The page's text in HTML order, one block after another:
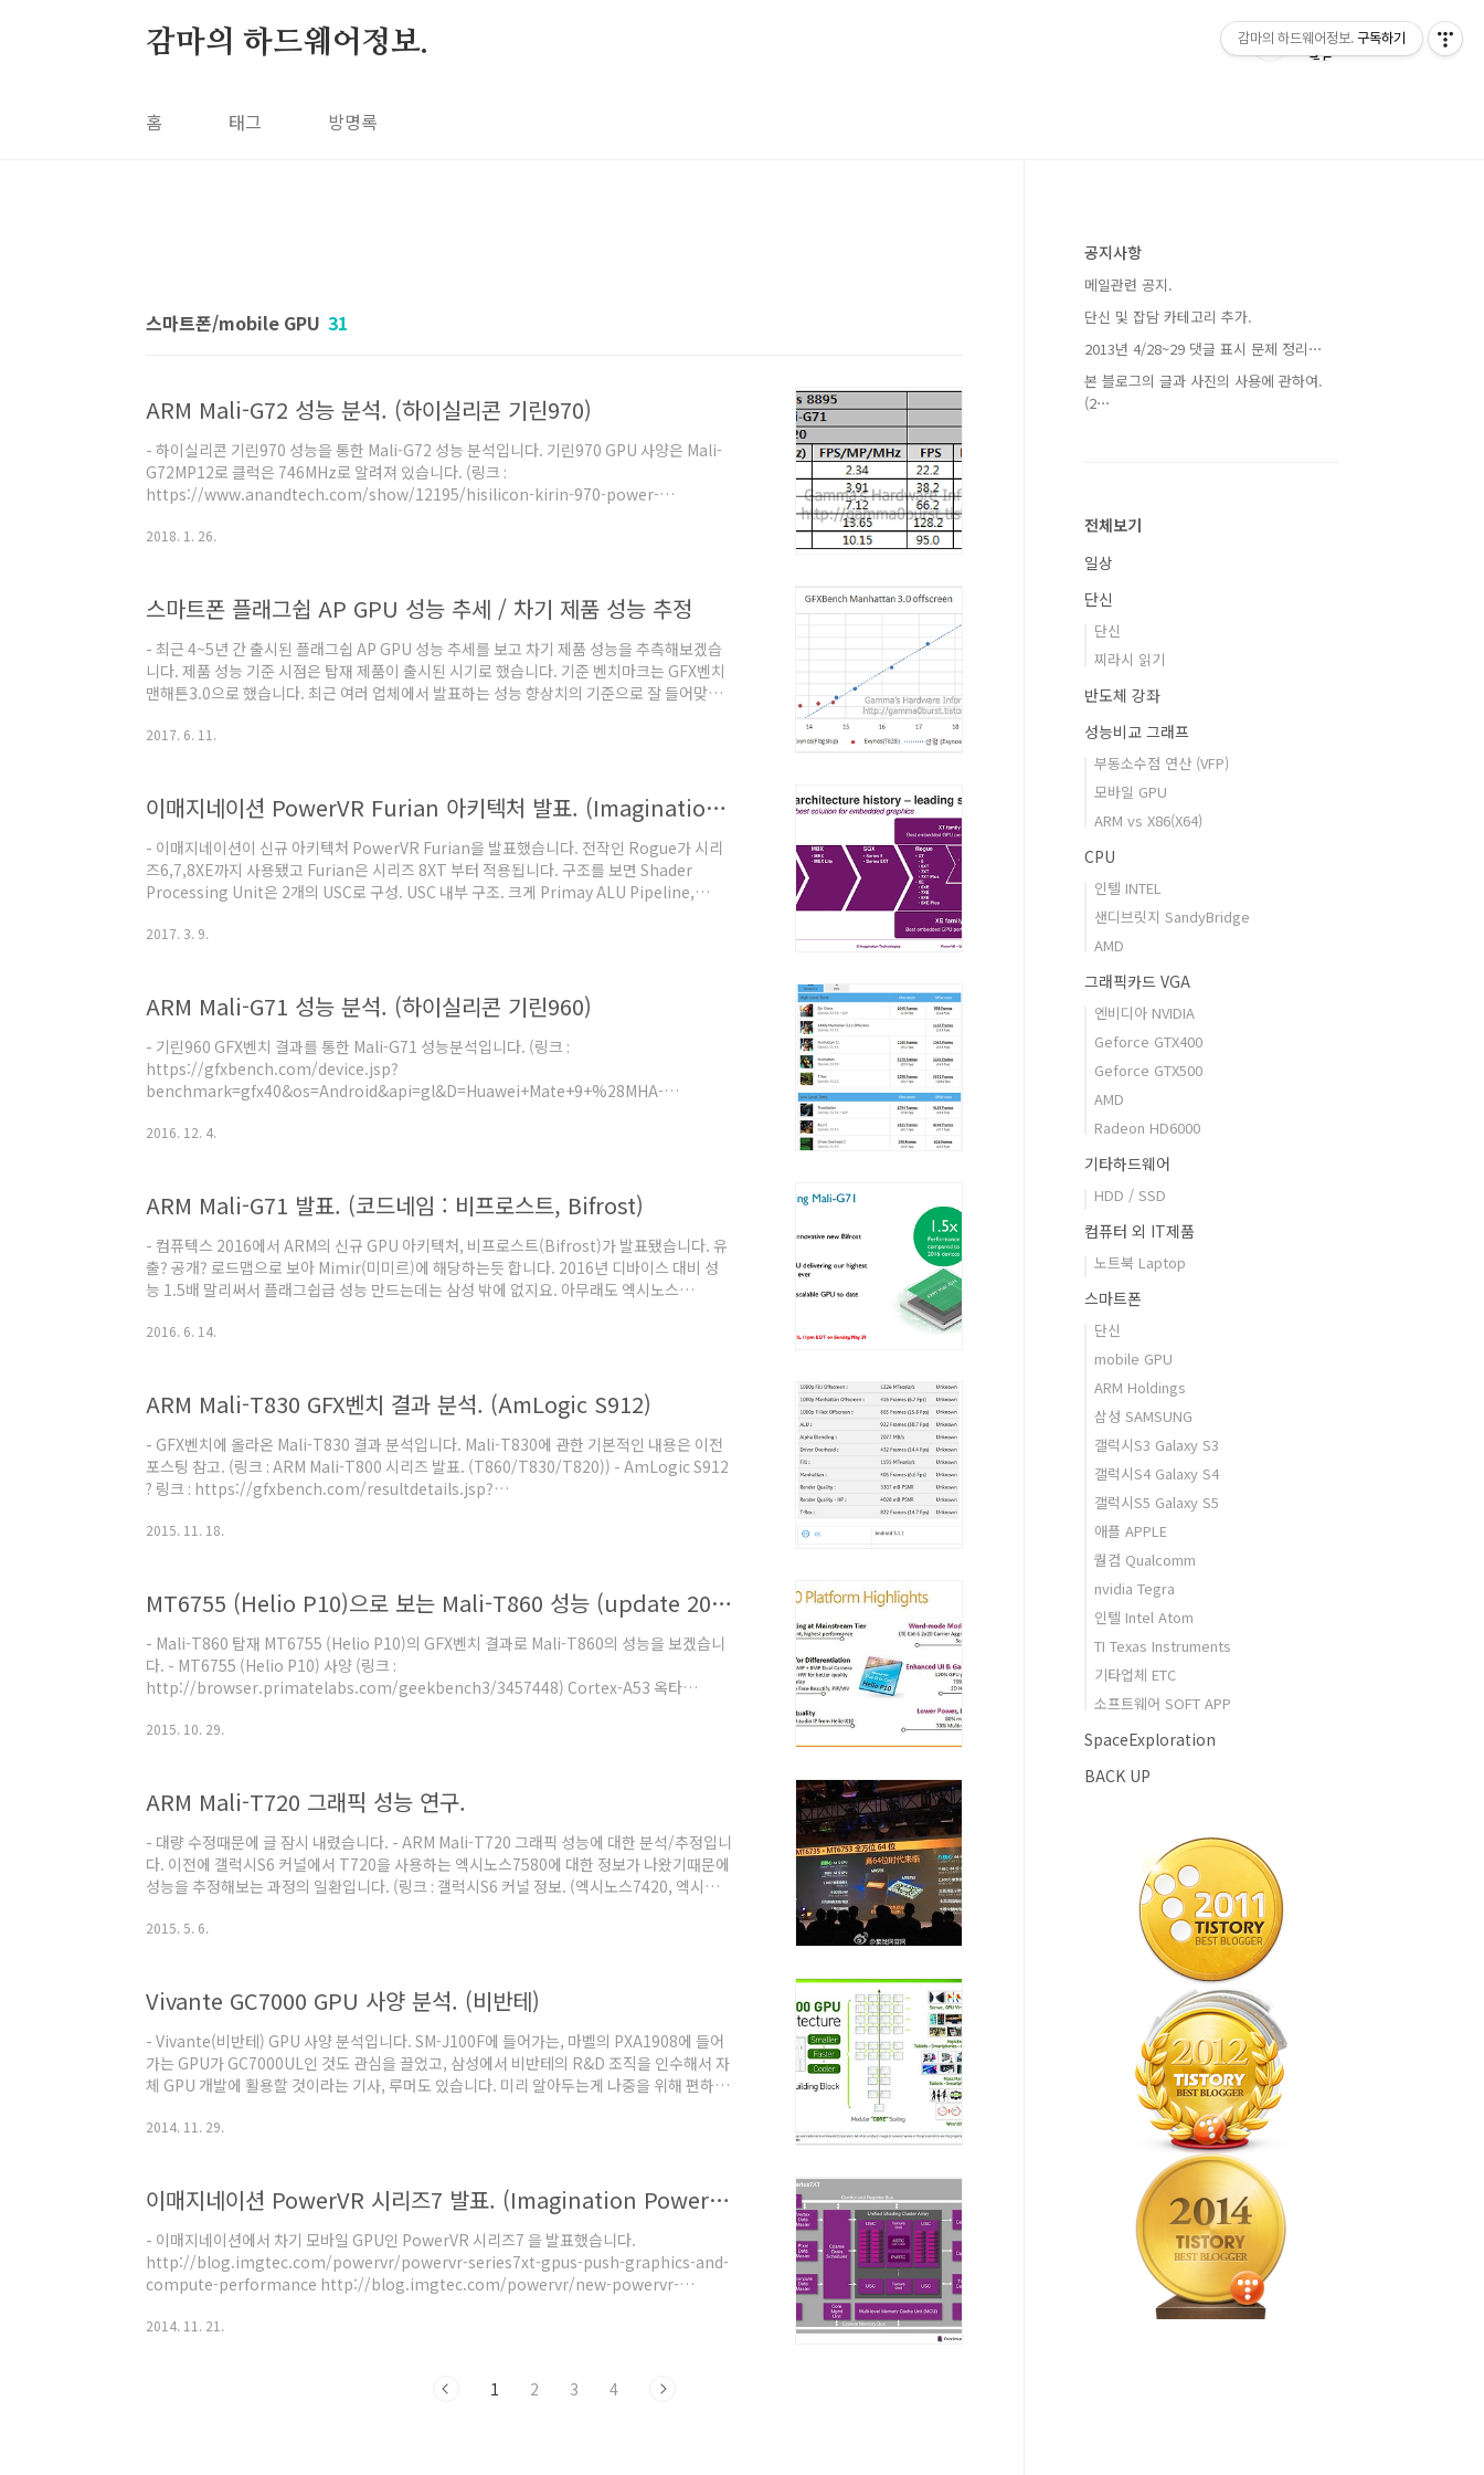
감마의 하드웨어정보.
홈 태그 방명록
스마트폰/mobile GPU 31
ARM Mali-G72 성능 분석. (하이실리콘 기린970)
- 하이실리콘 기린970 성능을 통한 Mali-G72 성능 분석입니다. 기린970 GPU 사양은 Mali-
G72MP12로 클럭은 746MHz로 알려져 있습니다. (링크 :
https://www.anandtech.com/show/12195/hisilicon-kirin-970-power-
https://gfxbench.com/device.jsp?
노스 드라이버 r0p3, 기린970 드라이버 r8p0 ..
2018. 1. 26.
스마트폰 플래그쉽 AP GPU 성능 추세 / 차기 제품 성능 추정
- 최근 4~5년 간 출시된 플래그쉽 AP GPU 성능 추세를 보고 차기 제품 성능을 추측해보겠습
니다. 제품 성능 기준 시점은 탑재 제품이 출시된 시기로 했습니다. 기준 벤치마크는 GFX벤치
맨해튼3.0으로 했습니다. 최근 여러 업체에서 발표하는 성능 향상치의 기준으로 잘 들어맞는
T628이었던 엑시노스5430 까지는 성능 향상이 지지부진했으나 T760이 들어가면서 현재의
월쯤 출시된다면 82.3 fps 정도로 예측됩니다...
2017. 6. 11.
이매지네이션 PowerVR Furian 아키텍처 발표. (Imagination PowerVR Furian)
- 이매지네이션이 신규 아키텍처 PowerVR Furian을 발표했습니다. 전작인 Rogue가 시리
즈6,7,8XE까지 사용됐고 Furian은 시리즈 8XT 부터 적용됩니다. 구조를 보면 Shader
Processing Unit은 2개의 USC로 구성. USC 내부 구조. 크게 Primay ALU Pipeline,
ALU, Special function 유닛 에 해당하는 부분으로 추측됩니다. Primay ALU Pipeline 구
2017. 3. 9.
ARM Mali-G71 성능 분석. (하이실리콘 기린960)
- 기린960 GFX벤치 결과를 통한 Mali-G71 성능분석입니다. (링크 :
https://gfxbench.com/device.jsp?
benchmark=gfx40&os=Android&api=gl&D=Huawei+Mate+9+%28MHA-
2.51배, 맨해튼3.1 3.1배, 맨해튼 2.97배, 티렉스 2.45배입니다. 화웨이가 발표한 2.5배와 잘
려진 900MHz를 그대로 썼냐하면 1도 조건에서 테스트..
2016. 12. 4.
ARM Mali-G71 발표. (코드네임 : 비프로스트, Bifrost)
- 컴퓨텍스 2016에서 ARM의 신규 GPU 아키텍처, 비프로스트(Bifrost)가 발표됐습니다. 유
출? 공개? 로드맵으로 보아 Mimir(미미르)에 해당하는듯 합니다. 2016년 디바이스 대비 성
능 1.5배 말리써서 플래그쉽급 성능 만드는데는 삼성 밖에 없지요. 아무래도 엑시노스
함께 네이밍의 통일성을 위해서 인 것 같기도 하네요. (GPU니까 G?) 아래에서 언급되는 Full
르드(Asgard)가 아닌가 하는 추측도 ..
2016. 6. 14.
ARM Mali-T830 GFX벤치 결과 분석. (AmLogic S912)
- GFX벤치에 올라온 Mali-T830 결과 분석입니다. Mali-T830에 관한 기본적인 내용은 이전
포스팅 참고. (링크 : ARM Mali-T800 시리즈 발표. (T860/T830/T820)) - AmLogic S912
? 링크 : https://gfxbench.com/resultdetails.jsp?
https://gfxbench.com/resultdetails.jsp?
가까운 제품은 AmLogic S912 로 추측..
2015. 11. 18.
MT6755 (Helio P10)으로 보는 Mali-T860 성능 (update 2015.11.18)
- Mali-T860 탑재 MT6755 (Helio P10)의 GFX벤치 결과로 Mali-T860의 성능을 보겠습니
다. - MT6755 (Helio P10) 사양 (링크 :
http://browser.primatelabs.com/geekbench3/3457448) Cortex-A53 옥타
Cortex-A53이 맞습니다. Mali-T860MP2 700MHz MT6752 (T760MP2 700MHz) 대비
benchmark=gfx31&os=Android&api=gl&D=Med..
2015. 10. 29.
ARM Mali-T720 그래픽 성능 연구.
- 대량 수정때문에 글 잠시 내렸습니다. - ARM Mali-T720 그래픽 성능에 대한 분석/추정입니
다. 이전에 갤럭시S6 커널에서 T720을 사용하는 엑시노스7580에 대한 정보가 나왔기때문에
성능을 추정해보는 과정의 일환입니다. (링크 : 갤럭시S6 커널 정보. (엑시노스7420, 엑시노
어텍의 MT6735, MT6735M의 것만 있습니다. (제품 출시 후 벤치는 아닌 것 같으니 참고 정
ht..
2015. 5. 6.
Vivante GC7000 GPU 사양 분석. (비반테)
- Vivante(비반테) GPU 사양 분석입니다. SM-J100F에 들어가는, 마벨의 PXA1908에 들어
가는 GPU가 GC7000UL인 것도 관심을 끌었고, 삼성에서 비반테의 R&D 조직을 인수해서 자
체 GPU 개발에 활용할 것이라는 기사, 루머도 있습니다. 미리 알아두는게 나중을 위해 편하겠
니다. 사실 이것만 봐서는 왜 저 성능이 나오는지 이해하기 힘듭니다. 자체적인 기준으로 표기
어떤 것인지 알아봐야겠지요. - 베..
2014. 11. 29.
이매지네이션 PowerVR 시리즈7 발표. (Imagination PowerVR serise7) (update 2014.11.21)
- 이매지네이션에서 차기 모바일 GPU인 PowerVR 시리즈7 을 발표했습니다.
http://blog.imgtec.com/powervr/powervr-series7xt-gpus-push-graphics-and-
compute-performance http://blog.imgtec.com/powervr/new-powervr-
http://www.imgtec.com/powervr/series7xt.asp
2014. 11. 21.
1 2 3 4
공지사항
메일관련 공지.
단신 및 잡담 카테고리 추가.
2013년 4/28~29 댓글 표시 문제 정리⋯
본 블로그의 글과 사진의 사용에 관하여.
(2⋯
전체보기
일상
단신
단신
찌라시 읽기
반도체 강좌
성능비교 그래프
부동소수점 연산 (VFP)
모바일 GPU
ARM vs X86(X64)
CPU
인텔 INTEL
샌디브릿지 SandyBridge
AMD
그래픽카드 VGA
엔비디아 NVIDIA
Geforce GTX400
Geforce GTX500
AMD
Radeon HD6000
기타하드웨어
HDD / SSD
컴퓨터 외 IT제품
노트북 Laptop
스마트폰
단신
mobile GPU
ARM Holdings
삼성 SAMSUNG
갤럭시S3 Galaxy S3
갤럭시S4 Galaxy S4
갤럭시S5 Galaxy S5
애플 APPLE
퀄컴 Qualcomm
nvidia Tegra
인텔 Intel Atom
TI Texas Instruments
기타업체 ETC
소프트웨어 SOFT APP
SpaceExploration
BACK UP
감마의 하드웨어정보. 구독하기